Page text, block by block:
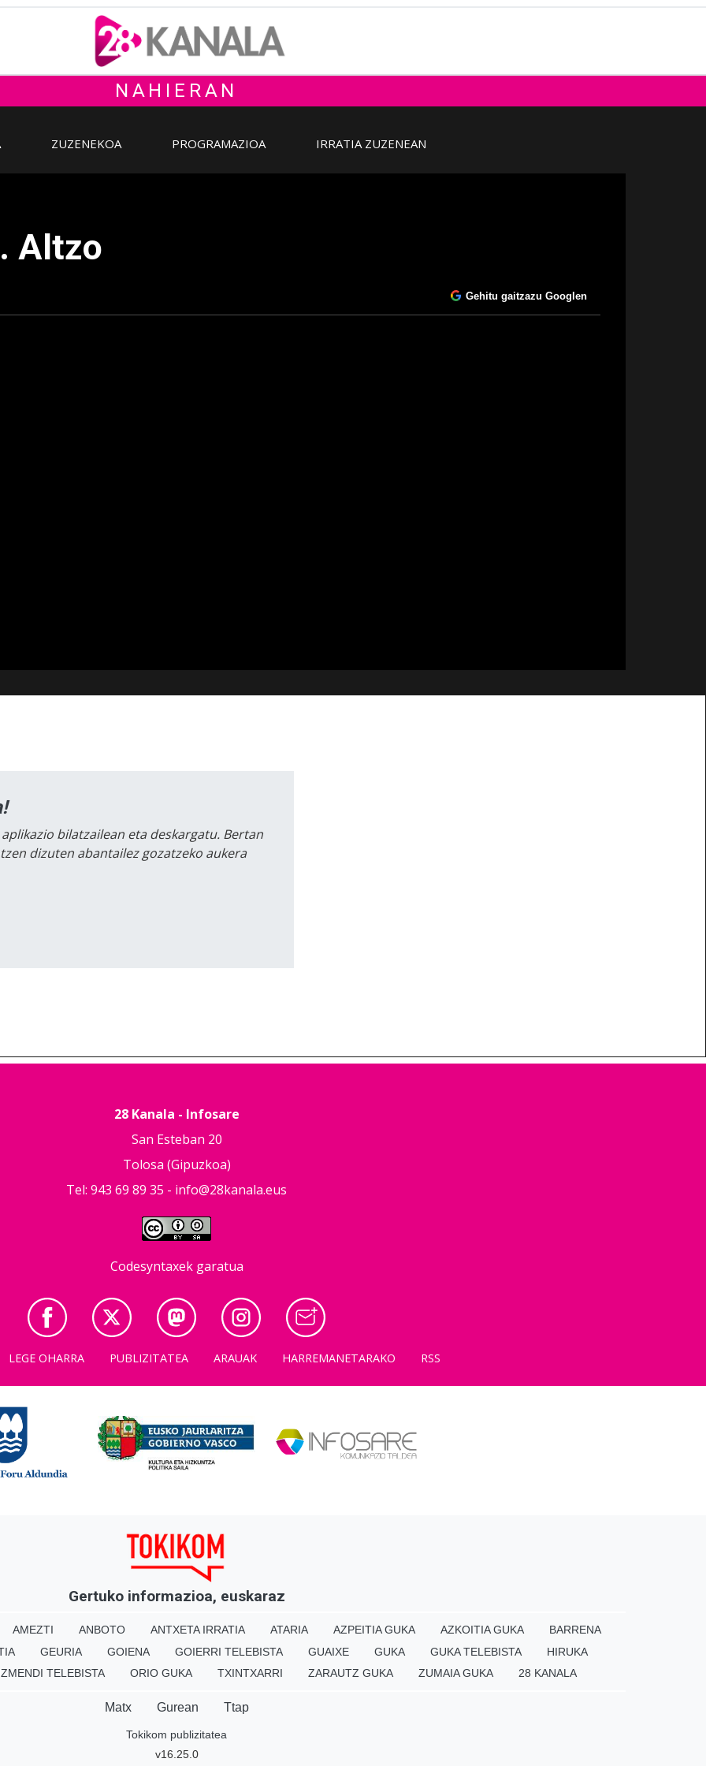
NAHIERAN
ZUZENEKOA PROGRAMAZIOA IRRATIA ZUZENEAN
Altzo
Gehitu gaitzazu Googlen
bilatzailean eta deskargatu. Bertan
dizuten abantailez gozatzeko aukera
28 Kanala - Infosare
San Esteban 20
Tolosa (Gipuzkoa)
Tel: 943 69 89 35 - info@28kanala.eus
Codesyntaxek garatua
LEGE OHARRA PUBLIZITATEA ARAUAK HARREMANETARAKO RSS
Gertuko informazioa, euskaraz
AMEZTI ANBOTO ANTXETA IRRATIA ATARIA AZPEITIA GUKA AZKOITIA GUKA
BARRENA
GEURIA GOIENA GOIERRI TELEBISTA GUAIXE GUKA GUKA TELEBISTA
HIRUKA
TELEBISTA ORIO GUKA TXINTXARRI ZARAUTZ GUKA ZUMAIA GUKA 28 KANALA
Matx Gurean Ttap
Tokikom publizitatea
v16.25.0